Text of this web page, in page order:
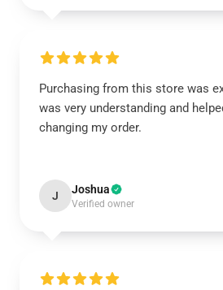
Purchasing from this store was
was very understanding and
changing my order.
J Joshua
Verified owner